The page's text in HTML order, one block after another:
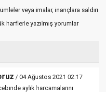
veya imalar, inançlara saldırı
harflerle yazılmış yorumlar
/ 04 Ağustos 2021 02:17
aylık harcamalarını